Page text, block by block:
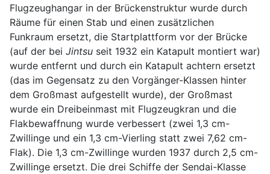
Flugzeughangar in der Brückenstruktur wurde durch
Räume für einen Stab und einen zusätzlichen
Funkraum ersetzt, die Startplattform vor der Brücke
(auf der bei Jintsu seit 1932 ein Katapult montiert war)
wurde entfernt und durch ein Katapult achtern ersetzt
(das im Gegensatz zu den Vorgänger-Klassen hinter
dem Großmast aufgestellt wurde), der Großmast
wurde ein Dreibeinmast mit Flugzeugkran und die
Flakbewaffnung wurde verbessert (zwei 1,3 cm-
Zwillinge und ein 1,3 cm-Vierling statt zwei 7,62 cm-
Flak). Die 1,3 cm-Zwillinge wurden 1937 durch 2,5 cm-
Zwillinge ersetzt. Die drei Schiffe der Sendai-Klasse